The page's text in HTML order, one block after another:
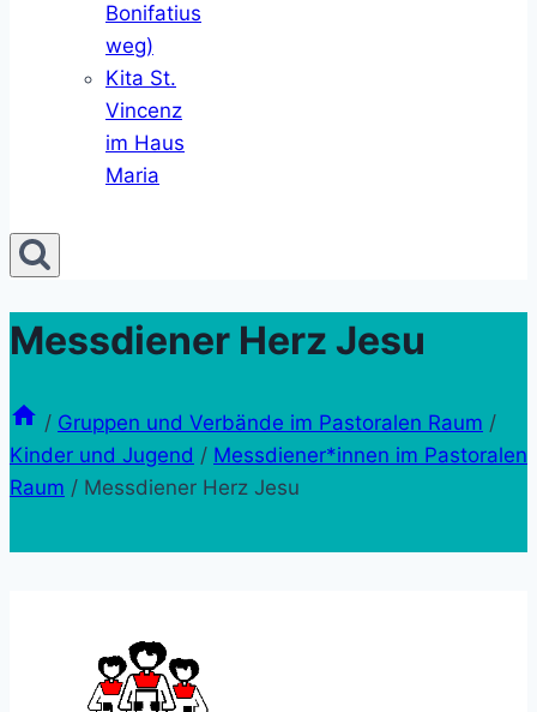
Bonifatius
weg)
Kita St.
Vincenz
im Haus
Maria
Messdiener Herz Jesu
/ Gruppen und Verbände im Pastoralen Raum /
Kinder und Jugend / Messdiener*innen im Pastoralen
Raum / Messdiener Herz Jesu